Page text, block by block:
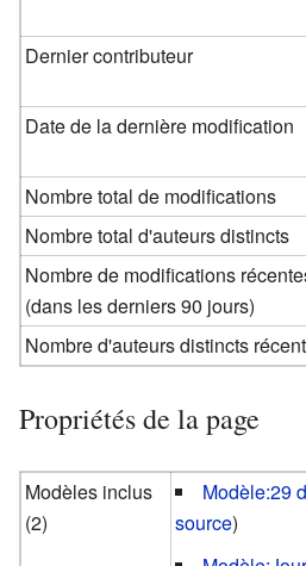
Dernier contributeur
Date de la dernière modification
Nombre total de modifications
Nombre total d'auteurs distincts
Nombre de modifications
(dans les derniers 90 jours)
Nombre d'auteurs distincts
Propriétés de la page
Modèles inclus
(2)
Modèle:29
source)